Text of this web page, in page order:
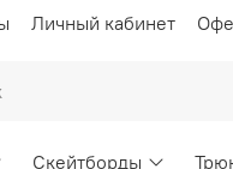
Личный кабинет
Скейтборды